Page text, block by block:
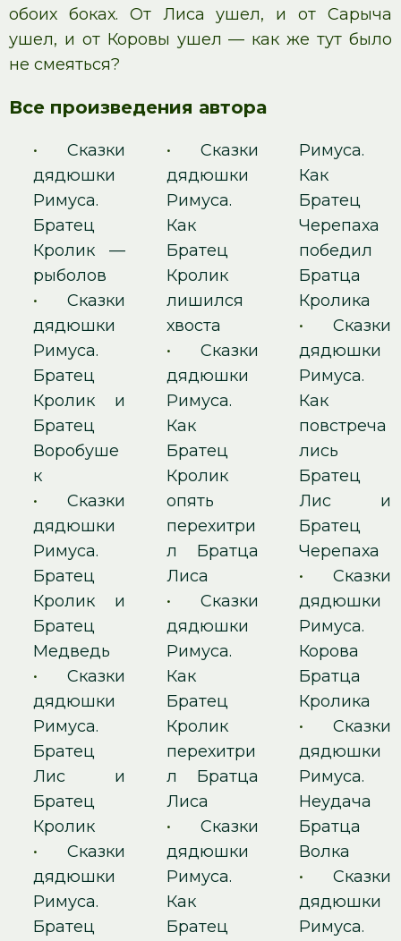
обоих боках. От Лиса ушел, и от Сарыча
ушел, и от Коровы ушел — как же тут было
не смеяться?
Все произведения автора
• Сказки
дядюшки
Римуса.
Братец
Кролик —
рыболов
• Сказки
дядюшки
Римуса.
Братец
Кролик и
Братец
Воробуше
к
• Сказки
дядюшки
Римуса.
Братец
Кролик и
Братец
Медведь
• Сказки
дядюшки
Римуса.
Братец
Лис и
Братец
Кролик
• Сказки
дядюшки
Римуса.
Братец
• Сказки
дядюшки
Римуса.
Как
Братец
Кролик
лишился
хвоста
• Сказки
дядюшки
Римуса.
Как
Братец
Кролик
опять
перехитри
л Братца
Лиса
• Сказки
дядюшки
Римуса.
Как
Братец
Кролик
перехитри
л Братца
Лиса
• Сказки
дядюшки
Римуса.
Как
Братец
Римуса.
Как
Братец
Черепаха
победил
Братца
Кролика
•Сказки
дядюшки
Римуса.
Как
повстреча
лись
Братец
Лис и
Братец
Черепаха
•Сказки
дядюшки
Римуса.
Корова
Братца
Кролика
•Сказки
дядюшки
Римуса.
Неудача
Братца
Волка
•Сказки
дядюшки
Римуса.